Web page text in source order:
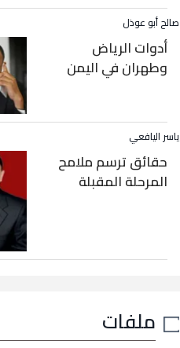
صالح أبو عوذل
أدوات الرياض
وطهران في اليمن
ياسر اليافعي
حقائق ترسم ملامح
المرحلة المقبلة
ملفات